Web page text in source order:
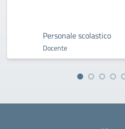
Personale scolastico
Docente